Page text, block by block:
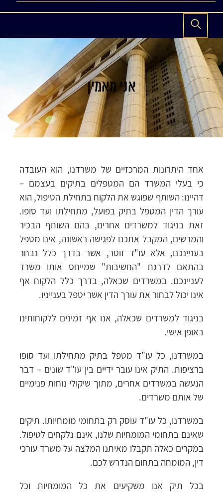
אני מאמין
אחד היתרונות המרכזיים של משרדנו, הוא העובדה
כי בעלי המשרד הם המטפלים בתיקים בעצמם –
דהיינו: השותף שפוגש את הלקוח בתחילת הטיפול, הוא
עורך הדין המטפל בתיק בפועל, מתחילתו ועד סופו.
זאת בניגוד למשרדים אחרים, בהם השותף הבכיר
והמרשים, המקבל אתכם לפגישה ראשונה, אינו מטפל
בעניינכם, אלא עו"ד זוטר, אשר בדרך כלל נבחר
בהתאם לדרגת "החשיבות" שמייחס אותו משרד
לעניינכם. במשרדים שכאלה, בדרך כלל הלקוח אף
אינו יכול לבחור את עורך הדין אשר יטפל בענייניו.
בניגוד למשרדים שכאלה, אנו אף זמינים ללקוחותינו
באופן אישי.
במשרדנו, כל עו"ד מטפל בתיק מתחילתו ועד סופו
ברציפות. התיק אינו עובר ידיים בין עו"ד שונים – דבר
הנעשה במשרדים אחרים, מתוך שיקולי נוחות פנימיים
של אותם משרדים.
במשרדנו, כל עו"ד עוסק רק בתחומי מומחיותו. תיקים
שאינם בתחומי המומחיות שלנו, אינם נלקחים לטיפול.
במקרים כאלה תקבלו מאיתנו המלצה על משרד עורכי
דין, המומחה בתחום הנדרש לכם.
בכל תיק אנו משקיעים את כל המומחיות וכל